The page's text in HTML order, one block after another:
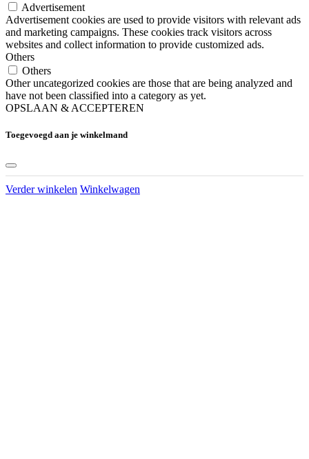
Advertisement
Advertisement cookies are used to provide visitors with relevant ads
and marketing campaigns. These cookies track visitors across
websites and collect information to provide customized ads.
Others
Others
Other uncategorized cookies are those that are being analyzed and
have not been classified into a category as yet.
OPSLAAN & ACCEPTEREN
Toegevoegd aan je winkelmand
Verder winkelen Winkelwagen